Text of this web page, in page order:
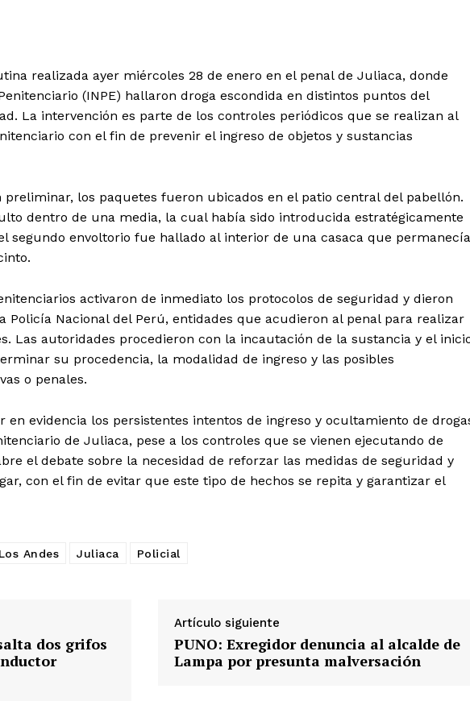
Diario los Andes
realizada ayer miércoles 28 de enero en el penal de Juliaca, donde
(INPE) hallaron droga escondida en distintos puntos del
La intervención es parte de los controles periódicos que se realizan al
con el fin de prevenir el ingreso de objetos y sustancias
los paquetes fueron ubicados en el patio central del pabellón.
dentro de una media, la cual había sido introducida estratégicamente
segundo envoltorio fue hallado al interior de una casaca que permanecía
activaron de inmediato los protocolos de seguridad y dieron
Policía Nacional del Perú, entidades que acudieron al penal para realizar
Las autoridades procedieron con la incautación de la sustancia y el
su procedencia, la modalidad de ingreso y las posibles
o penales.
en evidencia los persistentes intentos de ingreso y ocultamiento de
de Juliaca, pese a los controles que se vienen ejecutando de
el debate sobre la necesidad de reforzar las medidas de seguridad y
con el fin de evitar que este tipo de hechos se repita y garantizar el
Andes Juliaca Policial
dos grifos
Artículo siguiente
PUNO: Exregidor denuncia al alcalde de
Lampa por presunta malversación